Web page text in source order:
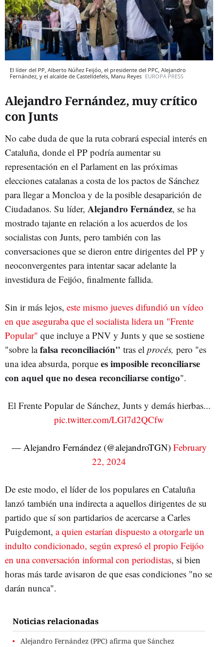
El líder del PP, Alberto Núñez Feijóo, el presidente del PPC, Alejandro
Fernández, y el alcalde de Castelldefels, Manu Reyes EUROPA PRESS
Alejandro Fernández, muy crítico
con Junts
No cabe duda de que la ruta cobrará especial interés en
Cataluña, donde el PP podría aumentar su
representación en el Parlament en las próximas
elecciones catalanas a costa de los pactos de Sánchez
para llegar a Moncloa y de la posible desaparición de
Ciudadanos. Su líder, Alejandro Fernández, se ha
mostrado tajante en relación a los acuerdos de los
socialistas con Junts, pero también con las
conversaciones que se dieron entre dirigentes del PP y
neoconvergentes para intentar sacar adelante la
investidura de Feijóo, finalmente fallida.
Sin ir más lejos, este mismo jueves difundió un vídeo
en que aseguraba que el socialista lidera un "Frente
Popular" que incluye a PNV y Junts y que se sostiene
"sobre lafalsa reconciliación" tras el procés, pero "es
una idea absurda, porque es imposible reconciliarse
con aquel que no desea reconciliarse contigo".
El Frente Popular de Sánchez, Junts y demás hierbas...
pic.twitter.com/LGl7d2QCfw
— Alejandro Fernández (@alejandroTGN) February
22, 2024
De este modo, el líder de los populares en Cataluña
lanzó también una indirecta a aquellos dirigentes de su
partido que sí son partidarios de acercarse a Carles
Puigdemont, a quien estarían dispuesto a otorgarle un
indulto condicionado, según expresó el propio Feijóo
en una conversación informal con periodistas, si bien
horas más tarde avisaron de que esas condiciones "no se
darán nunca".
Noticias relacionadas
Alejandro Fernández (PPC) afirma que Sánchez